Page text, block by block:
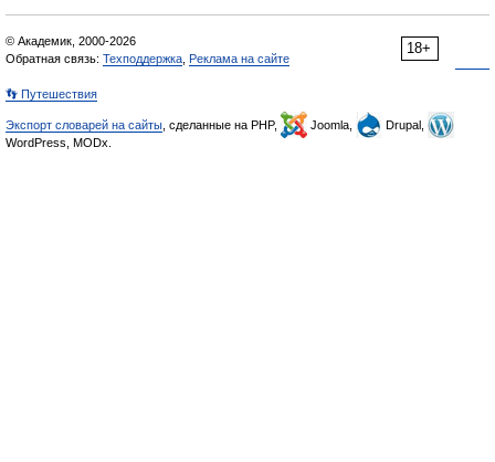
18+
© Академик, 2000-2026
Обратная связь: Техподдержка Реклама на сайте
👣 Путешествия
Экспорт словарей на сайты , сделанные на PHP, Joomla,
Drupal,
WordPress, MODx.